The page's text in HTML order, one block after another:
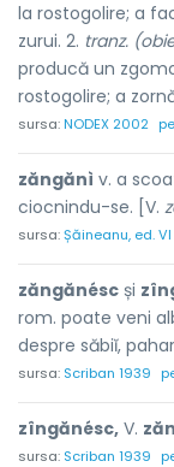
la rostogolire; a
zurui. 2. tranz.
producă un
rostogolire; a
sursa:NODEX 2002
zăngănì v. a
ciocnindu-se. [V.
sursa:Șăineanu, ed. VI
zăngănésc și
rom. poate veni
despre săbiĭ,
sursa: Scriban 1939
zîngănésc, V.
sursa: Scriban 1939